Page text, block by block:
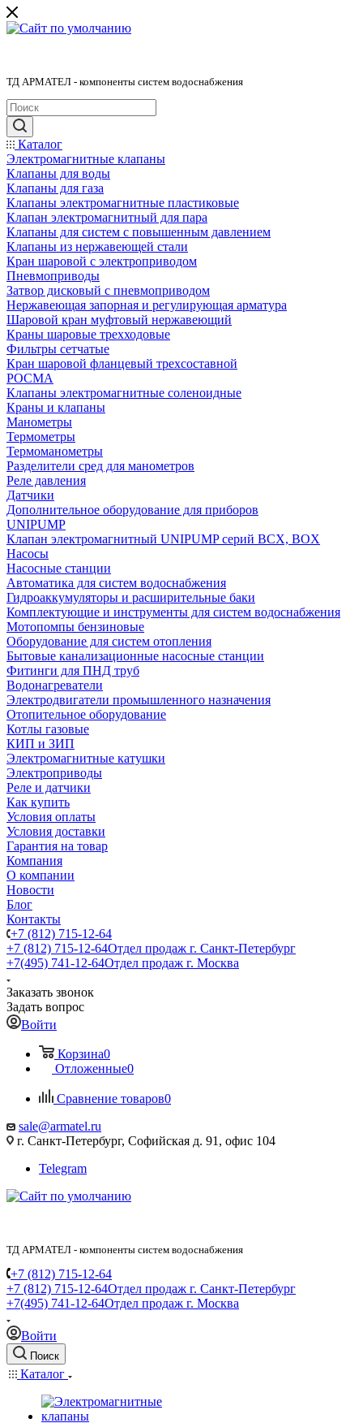
ТД АРМАТЕЛ - компоненты систем водоснабжения
Каталог
Электромагнитные клапаны
Клапаны для воды
Клапаны для газа
Клапаны электромагнитные пластиковые
Клапан электромагнитный для пара
Клапаны для систем с повышенным давлением
Клапаны из нержавеющей стали
Кран шаровой с электроприводом
Пневмоприводы
Затвор дисковый с пневмоприводом
Нержавеющая запорная и регулирующая арматура
Шаровой кран муфтовый нержавеющий
Краны шаровые трехходовые
Фильтры сетчатые
Кран шаровой фланцевый трехсоставной
РОСМА
Клапаны электромагнитные соленоидные
Краны и клапаны
Манометры
Термометры
Термоманометры
Разделители сред для манометров
Реле давления
Датчики
Дополнительное оборудование для приборов
UNIPUMP
Клапан электромагнитный UNIPUMP серий BCX, BOX
Насосы
Насосные станции
Автоматика для систем водоснабжения
Гидроаккумуляторы и расширительные баки
Комплектующие и инструменты для систем водоснабжения
Мотопомпы бензиновые
Оборудование для систем отопления
Бытовые канализационные насосные станции
Фитинги для ПНД труб
Водонагреватели
Электродвигатели промышленного назначения
Отопительное оборудование
Котлы газовые
КИП и ЗИП
Электромагнитные катушки
Электроприводы
Реле и датчики
Как купить
Условия оплаты
Условия доставки
Гарантия на товар
Компания
О компании
Новости
Блог
Контакты
+7 (812) 715-12-64
+7 (812) 715-12-64Отдел продаж г. Санкт-Петербург
+7(495) 741-12-64Отдел продаж г. Москва
Заказать звонок
Задать вопрос
Войти
Корзина0
Отложенные0
Сравнение товаров0
sale@armatel.ru
г. Санкт-Петербург, Софийская д. 91, офис 104
Telegram
ТД АРМАТЕЛ - компоненты систем водоснабжения
+7 (812) 715-12-64
+7 (812) 715-12-64Отдел продаж г. Санкт-Петербург
+7(495) 741-12-64Отдел продаж г. Москва
Войти
Поиск
Каталог